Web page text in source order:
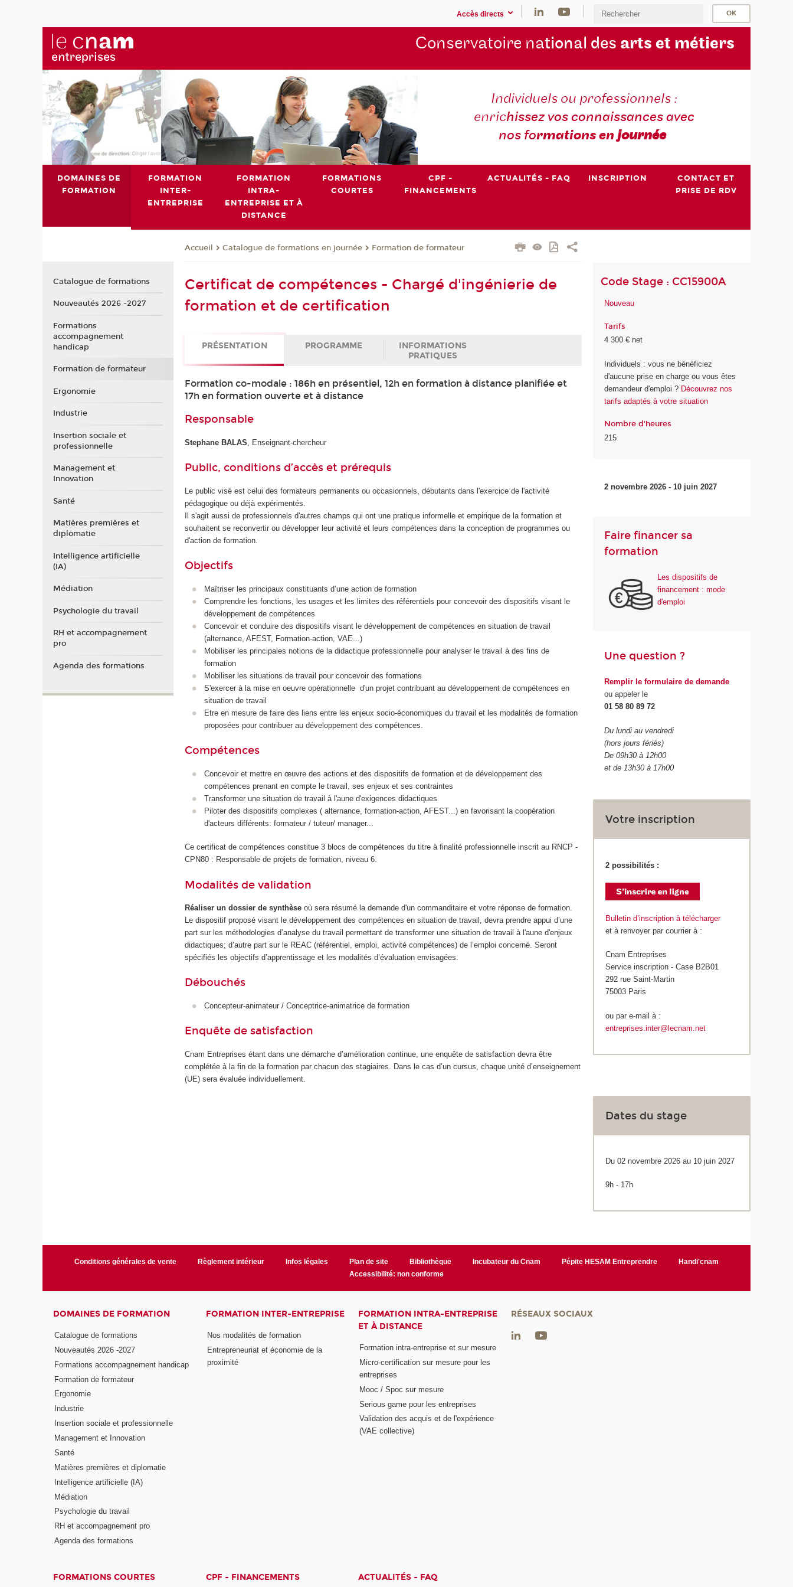
Accès directs
Conservatoire national des arts et métiers
Individuels ou professionnels :
enrichissez vos connaissances avec
nos formations enjournée
DOMAINES DE
FORMATION
FORMATION
INTER-
ENTREPRISE
FORMATION
INTRA-
ENTREPRISE ET À
DISTANCE
FORMATIONS
COURTES
CPF -
FINANCEMENTS
ACTUALITÉS - FAQ INSCRIPTION
CONTACT ET
PRISE DE RDV
Accueil Catalogue de formations en journée Formation de formateur
Certificat de compétences - Chargé d'ingénierie de
formation et de certification
PRÉSENTATION PROGRAMME
INFORMATIONS
PRATIQUES
Formation co-modale : 186h en présentiel, 12h en formation à distance planifiée et
17h en formation ouverte et à distance
Responsable
Stephane BALAS , Enseignant-chercheur
Public, conditions d’accès et prérequis
Le public visé est celui des formateurs permanents ou occasionnels, débutants dans l'exercice de l'activité
pédagogique ou déjà expérimentés.
Il s'agit aussi de professionnels d'autres champs qui ont une pratique informelle et empirique de la formation et
souhaitent se reconvertir ou développer leur activité et leurs compétences dans la conception de programmes ou
d'action de formation.
Objectifs
Maîtriser les principaux constituants d’une action de formation
Comprendre les fonctions, les usages et les limites des référentiels pour concevoir des dispositifs visant le
développement de compétences
Concevoir et conduire des dispositifs visant le développement de compétences en situation de travail
(alternance, AFEST, Formation-action, VAE...)
Mobiliser les principales notions de la didactique professionnelle pour analyser le travail à des fins de
formation
Mobiliser les situations de travail pour concevoir des formations
S'exercer à la mise en oeuvre opérationnelle d'un projet contribuant au développement de compétences en
situation de travail
Etre en mesure de faire des liens entre les enjeux socio-économiques du travail et les modalités de formation
proposées pour contribuer au développement des compétences.
Compétences
Concevoir et mettre en œuvre des actions et des dispositifs de formation et de développement des
compétences prenant en compte le travail, ses enjeux et ses contraintes
Transformer une situation de travail à l'aune d'exigences didactiques
Piloter des dispositifs complexes ( alternance, formation-action, AFEST...) en favorisant la coopération
d'acteurs différents: formateur / tuteur/ manager...
Ce certificat de compétences constitue 3 blocs de compétences du titre à finalité professionnelle inscrit au RNCP -
CPN80 : Responsable de projets de formation, niveau 6.
Modalités de validation
Réaliser un dossier de synthèse où sera résumé la demande d'un commanditaire et votre réponse de formation.
Le dispositif proposé visant le développement des compétences en situation de travail, devra prendre appui d’une
part sur les méthodologies d’analyse du travail permettant de transformer une situation de travail à l'aune d'enjeux
didactiques; d’autre part sur le REAC (référentiel, emploi, activité compétences) de l’emploi concerné. Seront
spécifiés les objectifs d’apprentissage et les modalités d’évaluation envisagées.
Débouchés
Concepteur-animateur / Conceptrice-animatrice de formation
Enquête de satisfaction
Cnam Entreprises étant dans une démarche d’amélioration continue, une enquête de satisfaction devra être
complétée à la fin de la formation par chacun des stagiaires. Dans le cas d’un cursus, chaque unité d’enseignement
(UE) sera évaluée individuellement.
Code Stage : CC15900A
Nouveau
Tarifs
4 300 € net
Individuels : vous ne bénéficiez
d'aucune prise en charge ou vous êtes
demandeur d'emploi ? Découvrez nos
tarifs adaptés à votre situation
Nombre d'heures
215
2 novembre 2026 - 10 juin 2027
Faire financer sa
formation
Les dispositifs de
financement : mode
d'emploi
Une question ?
Remplir le formulaire de demande
ou appeler le
01 58 80 89 72
Du lundi au vendredi
(hors jours fériés)
De 09h30 à 12h00
et de 13h30 à 17h00
Votre inscription
2 possibilités :
Bulletin d’inscription à télécharger
et à renvoyer par courrier à :
Cnam Entreprises
Service inscription - Case B2B01
292 rue Saint-Martin
75003 Paris
ou par e-mail à :
entreprises.inter@lecnam.net
Dates du stage
Du 02 novembre 2026 au 10 juin 2027
9h - 17h
Catalogue de formations
Nouveautés 2026 -2027
Formations
accompagnement
handicap
Formation de formateur
Ergonomie
Industrie
Insertion sociale et
professionnelle
Management et
Innovation
Santé
Matières premières et
diplomatie
Intelligence artificielle
(IA)
Médiation
Psychologie du travail
RH et accompagnement
pro
Agenda des formations
Conditions générales de vente Règlement intérieur Infos légales Plan de site Bibliothèque Incubateur du Cnam Pépite HESAM Entreprendre
Handi'cnam
Accessibilité: non conforme
DOMAINES DE FORMATION
Catalogue de formations
Nouveautés 2026 -2027
Formations accompagnement handicap
Formation de formateur
Ergonomie
Industrie
Insertion sociale et professionnelle
Management et Innovation
Santé
Matières premières et diplomatie
Intelligence artificielle (IA)
Médiation
Psychologie du travail
RH et accompagnement pro
Agenda des formations
FORMATION INTER-ENTREPRISE
Nos modalités de formation
Entrepreneuriat et économie de la
proximité
FORMATION INTRA-ENTREPRISE
ET À DISTANCE
Formation intra-entreprise et sur mesure
Micro-certification sur mesure pour les
entreprises
Mooc / Spoc sur mesure
Serious game pour les entreprises
Validation des acquis et de l'expérience
(VAE collective)
FORMATIONS COURTES CPF - FINANCEMENTS ACTUALITÉS - FAQ
RÉSEAUX SOCIAUX